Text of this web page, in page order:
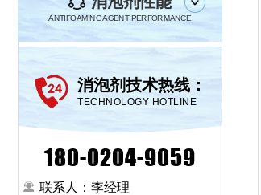
ANTIFOAMING AGENT PERFORMANCE
消泡剂技术热线：
TECHNOLOGY HOTLINE
180-0204-9059
联系人：李经理